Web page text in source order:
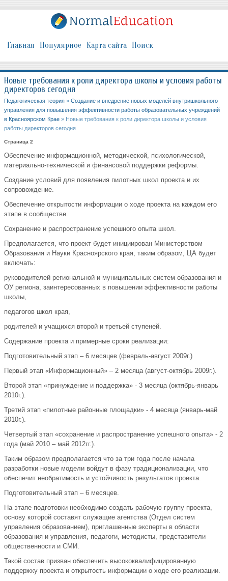
Главная Популярное Карта сайта Поиск
Новые требования к роли директора школы и условия работы
директоров сегодня
Педагогическая теория » Создание и внедрение новых моделей внутришкольного
управления для повышения эффективности работы образовательных учреждений
в Красноярском Крае » Новые требования к роли директора школы и условия
работы директоров сегодня
Страница 2
Обеспечение информационной, методической, психологической,
материально-технической и финансовой поддержки реформы.
Создание условий для появления пилотных школ проекта и их
сопровождение.
Обеспечение открытости информации о ходе проекта на каждом его
этапе в сообществе.
Сохранение и распространение успешного опыта школ.
Предполагается, что проект будет инициирован Министерством
Образования и Науки Красноярского края, таким образом, ЦА будет
включать:
руководителей региональной и муниципальных систем образования и
ОУ региона, заинтересованных в повышении эффективности работы
школы,
педагогов школ края,
родителей и учащихся второй и третьей ступеней.
Содержание проекта и примерные сроки реализации:
Подготовительный этап – 6 месяцев (февраль-август 2009г.)
Первый этап «Информационный» – 2 месяца (август-октябрь 2009г.).
Второй этап «принуждение и поддержка» - 3 месяца (октябрь-январь
2010г.).
Третий этап «пилотные районные площадки» - 4 месяца (январь-май
2010г.).
Четвертый этап «сохранение и распространение успешного опыта» - 2
года (май 2010 – май 2012гг.).
Таким образом предполагается что за три года после начала
разработки новые модели войдут в фазу традиционализации, что
обеспечит необратимость и устойчивость результатов проекта.
Подготовительный этап – 6 месяцев.
На этапе подготовки необходимо создать рабочую группу проекта,
основу которой составят служащие агентства (Отдел систем
управления образованием), приглашенные эксперты в области
образования и управления, педагоги, методисты, представители
общественности и СМИ.
Такой состав призван обеспечить высококвалифицированную
поддержку проекта и открытость информации о ходе его реализации.